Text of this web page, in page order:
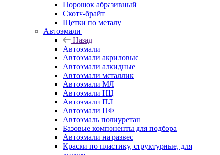
Порошок абразивный
Скотч-брайт
Щетки по металу
Автоэмали
Назад
Автоэмали
Автоэмали акриловые
Автоэмали алкидные
Автоэмали металлик
Автоэмали МЛ
Автоэмали НЦ
Автоэмали ПЛ
Автоэмали ПФ
Автоэмаль полиуретан
Базовые компоненты для подбора
Автоэмали на развес
Краски по пластику, структурные, для